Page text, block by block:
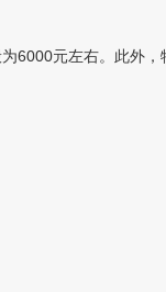
元左右。此外，